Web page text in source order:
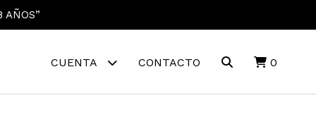
AÑOS”
CUENTA CONTACTO 0